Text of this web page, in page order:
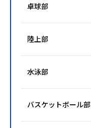
卓球部
陸上部
水泳部
バスケットボール部